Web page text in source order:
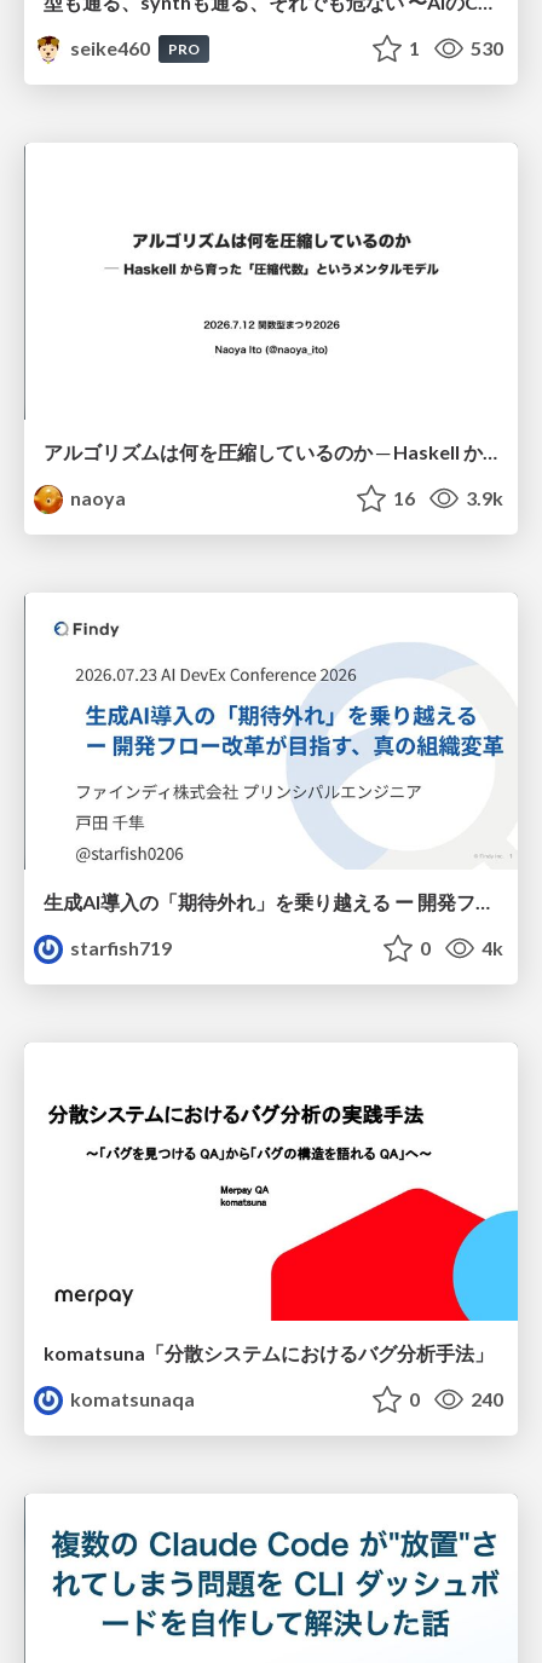
seike460
PRO 1 530
アルゴリズムは何を圧縮しているのか ─ Haskell から育った「圧縮代数」というメンタルモデル
naoya
16 3.9k
生成AI導入の「期待外れ」を乗り越える ー 開発フロー改革が目指す、真の組織変革
starfish719
0 4k
komatsuna「分散システムにおけるバグ分析手法」
komatsunaqa
0 240